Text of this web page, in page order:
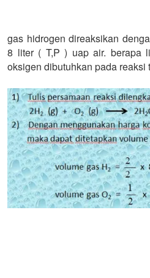
gas hidrogen direaksikan
8 liter ( T,P ) uap air. berapa
oksigen dibutuhkan pada reaksi